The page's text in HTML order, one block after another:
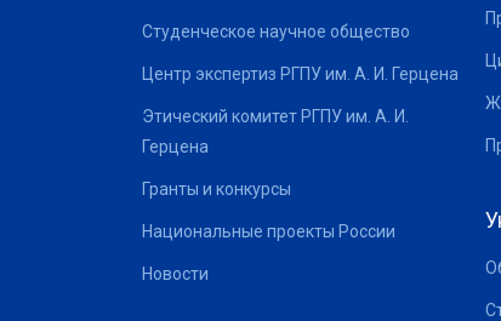
Студенческое научное общество
Центр экспертиз РГПУ им. А. И. Герцена
Этический комитет РГПУ им. А. И.
Герцена
Гранты и конкурсы
Национальные проекты России
Новости